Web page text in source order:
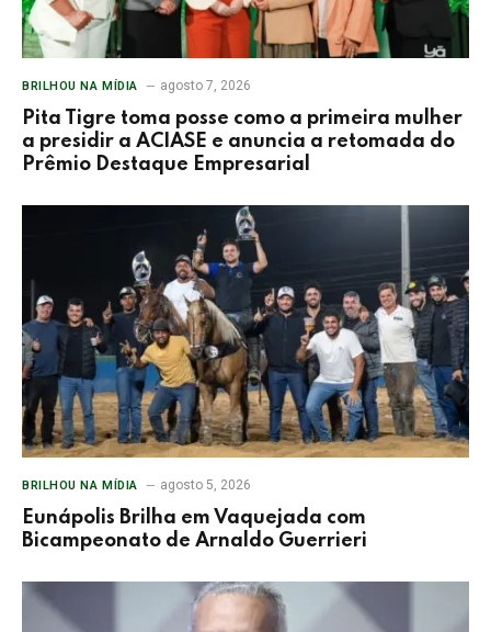
BRILHOU NA MÍDIA agosto 7, 2026
Pita Tigre toma posse como a primeira mulher
a presidir a ACIASE e anuncia a retomada do
Prêmio Destaque Empresarial
BRILHOU NA MÍDIA agosto 5, 2026
Eunápolis Brilha em Vaquejada com
Bicampeonato de Arnaldo Guerrieri